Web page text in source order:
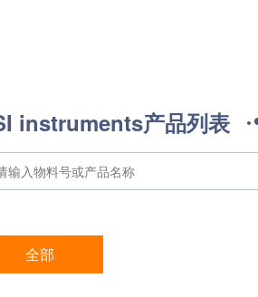
instruments产品列表
全部